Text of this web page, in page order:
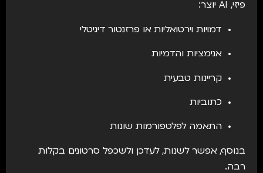
פיזי, AI יוצר:
דמויות וירטואליות או פרזנטור דיגיטלי
אנימציות והדמיות
קריינות טבעית
כתוביות
התאמה לפלטפורמות שונות
בנוסף, אפשר לשנות, לעדכן ולשכפל סרטונים בקלות
רבה.